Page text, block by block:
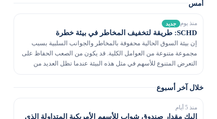
أمس
منذ يوم جديد
SCHD: طريقة لتخفيف المخاطر في بيئة خطرة
إن بيئة السوق الحالية محفوفة بالمخاطر والجوانب السلبية بسبب
مجموعة متنوعة من العوامل الكلية. قد يكون من الصعب الحفاظ على
التعرض المتنوع للأسهم في مثل هذه البيئة عندما تظل العديد من
خلال آخر أسبوع
منذ 5 أيام
إليك مقدار صندوق شواب للأسهم الأمريكية المتداولة الذي